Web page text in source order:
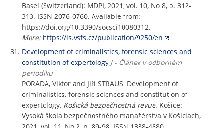
Basel (Switzerland): MDPI, 2021, vol. 10, No 8, p. 312-
313. ISSN 2076-0760. Available from:
https://doi.org/10.3390/socsci10080312.
More: https://is.vsfs.cz/publication/9250/en
Development of criminalistics, forensic sciences and
constitution of expertology J - Článek v odborném
periodiku
PORADA, Viktor and Jiří STRAUS. Development of
criminalistics, forensic sciences and constitution of
expertology. Košická bezpečnostná revue. Košice:
Vysoká škola bezpečnostného manažérstva v Košiciach,
2021, vol. 11, No 2, p. 89-98. ISSN 1338-4880.